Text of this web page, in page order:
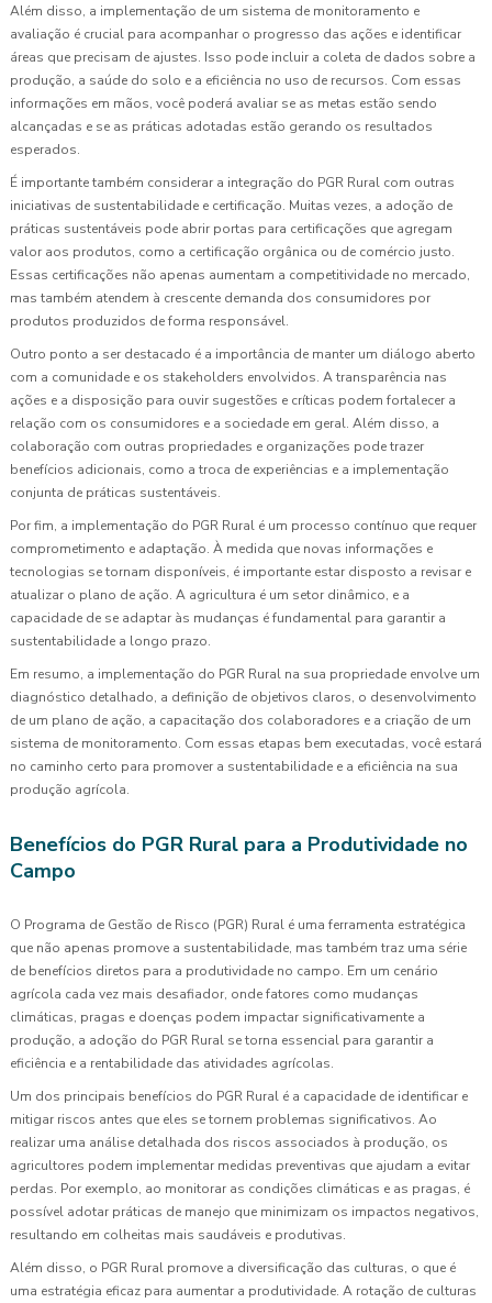
Além disso, a implementação de um sistema de monitoramento e
avaliação é crucial para acompanhar o progresso das ações e identificar
áreas que precisam de ajustes. Isso pode incluir a coleta de dados sobre a
produção, a saúde do solo e a eficiência no uso de recursos. Com essas
informações em mãos, você poderá avaliar se as metas estão sendo
alcançadas e se as práticas adotadas estão gerando os resultados
esperados.
É importante também considerar a integração do PGR Rural com outras
iniciativas de sustentabilidade e certificação. Muitas vezes, a adoção de
práticas sustentáveis pode abrir portas para certificações que agregam
valor aos produtos, como a certificação orgânica ou de comércio justo.
Essas certificações não apenas aumentam a competitividade no mercado,
mas também atendem à crescente demanda dos consumidores por
produtos produzidos de forma responsável.
Outro ponto a ser destacado é a importância de manter um diálogo aberto
com a comunidade e os stakeholders envolvidos. A transparência nas
ações e a disposição para ouvir sugestões e críticas podem fortalecer a
relação com os consumidores e a sociedade em geral. Além disso, a
colaboração com outras propriedades e organizações pode trazer
benefícios adicionais, como a troca de experiências e a implementação
conjunta de práticas sustentáveis.
Por fim, a implementação do PGR Rural é um processo contínuo que requer
comprometimento e adaptação. À medida que novas informações e
tecnologias se tornam disponíveis, é importante estar disposto a revisar e
atualizar o plano de ação. A agricultura é um setor dinâmico, e a
capacidade de se adaptar às mudanças é fundamental para garantir a
sustentabilidade a longo prazo.
Em resumo, a implementação do PGR Rural na sua propriedade envolve um
diagnóstico detalhado, a definição de objetivos claros, o desenvolvimento
de um plano de ação, a capacitação dos colaboradores e a criação de um
sistema de monitoramento. Com essas etapas bem executadas, você estará
no caminho certo para promover a sustentabilidade e a eficiência na sua
produção agrícola.
Benefícios do PGR Rural para a Produtividade no
Campo
O Programa de Gestão de Risco (PGR) Rural é uma ferramenta estratégica
que não apenas promove a sustentabilidade, mas também traz uma série
de benefícios diretos para a produtividade no campo. Em um cenário
agrícola cada vez mais desafiador, onde fatores como mudanças
climáticas, pragas e doenças podem impactar significativamente a
produção, a adoção do PGR Rural se torna essencial para garantir a
eficiência e a rentabilidade das atividades agrícolas.
Um dos principais benefícios do PGR Rural é a capacidade de identificar e
mitigar riscos antes que eles se tornem problemas significativos. Ao
realizar uma análise detalhada dos riscos associados à produção, os
agricultores podem implementar medidas preventivas que ajudam a evitar
perdas. Por exemplo, ao monitorar as condições climáticas e as pragas, é
possível adotar práticas de manejo que minimizam os impactos negativos,
resultando em colheitas mais saudáveis e produtivas.
Além disso, o PGR Rural promove a diversificação das culturas, o que é
uma estratégia eficaz para aumentar a produtividade. A rotação de culturas